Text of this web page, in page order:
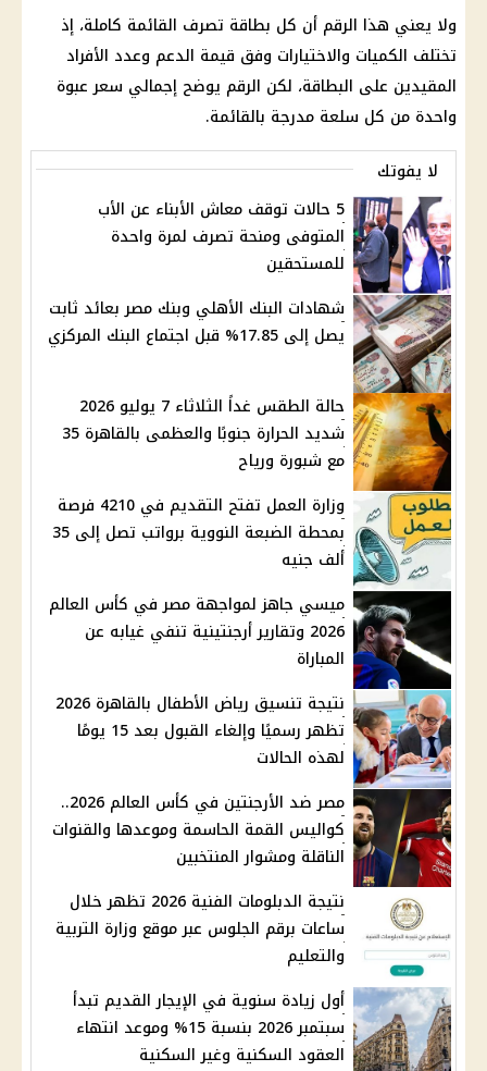
ولا يعني هذا الرقم أن كل بطاقة تصرف القائمة كاملة، إذ
تختلف الكميات والاختيارات وفق قيمة الدعم وعدد الأفراد
المقيدين على البطاقة، لكن الرقم يوضح إجمالي سعر عبوة
واحدة من كل سلعة مدرجة بالقائمة.
لا يفوتك
5 حالات توقف معاش الأبناء عن الأب
المتوفى ومنحة تصرف لمرة واحدة
للمستحقين
شهادات البنك الأهلي وبنك مصر بعائد ثابت
يصل إلى 17.85% قبل اجتماع البنك المركزي
حالة الطقس غداً الثلاثاء 7 يوليو 2026
شديد الحرارة جنوبًا والعظمى بالقاهرة 35
مع شبورة ورياح
وزارة العمل تفتح التقديم في 4210 فرصة
بمحطة الضبعة النووية برواتب تصل إلى 35
ألف جنيه
ميسي جاهز لمواجهة مصر في كأس العالم
2026 وتقارير أرجنتينية تنفي غيابه عن
المباراة
نتيجة تنسيق رياض الأطفال بالقاهرة 2026
تظهر رسميًا وإلغاء القبول بعد 15 يومًا
لهذه الحالات
مصر ضد الأرجنتين في كأس العالم 2026..
كواليس القمة الحاسمة وموعدها والقنوات
الناقلة ومشوار المنتخبين
نتيجة الدبلومات الفنية 2026 تظهر خلال
ساعات برقم الجلوس عبر موقع وزارة التربية
والتعليم
أول زيادة سنوية في الإيجار القديم تبدأ
سبتمبر 2026 بنسبة 15% وموعد انتهاء
العقود السكنية وغير السكنية